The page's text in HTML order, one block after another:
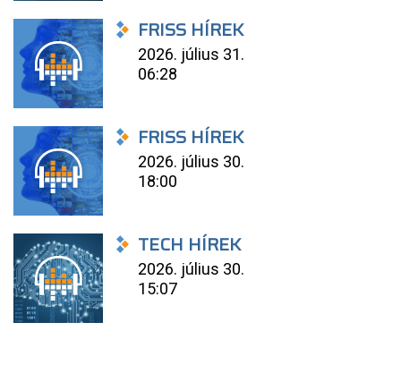
FRISS HÍREK
2026. július 31.
06:28
FRISS HÍREK
2026. július 30.
18:00
TECH HÍREK
2026. július 30.
15:07